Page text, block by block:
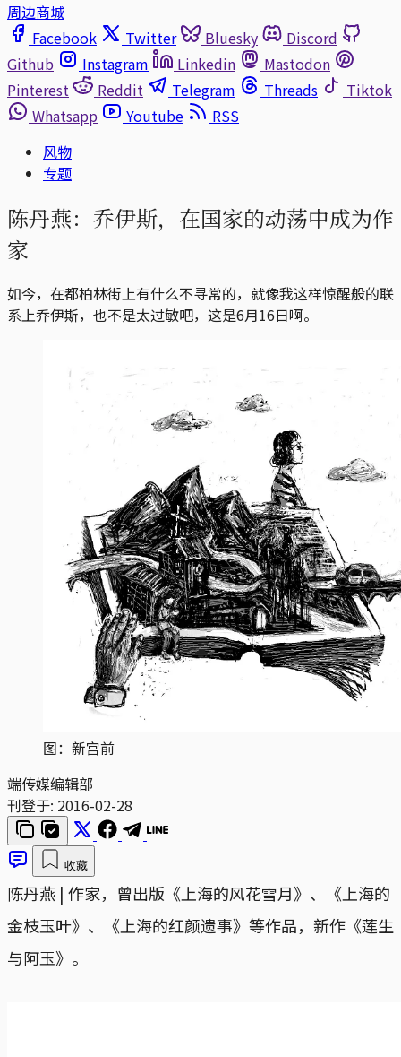
周边商城
Facebook
Twitter Bluesky
Discord
Github
Instagram Linkedin
Mastodon
Pinterest
Reddit Telegram Threads
Tiktok
Whatsapp
Youtube
RSS
风物
专题
陈丹燕：乔伊斯，在国家的动荡中成为作
家
如今，在都柏林街上有什么不寻常的，就像我这样惊醒般的联
系上乔伊斯，也不是太过敏吧，这是6月16日啊。
图：新宫前
端传媒编辑部
刊登于: 2016-02-28
收藏
陈丹燕 | 作家，曾出版《上海的风花雪月》、《上海的
金枝玉叶》、《上海的红颜遗事》等作品，新作《莲生
与阿玉》。